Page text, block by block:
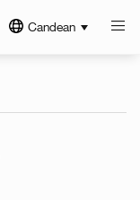
Candean